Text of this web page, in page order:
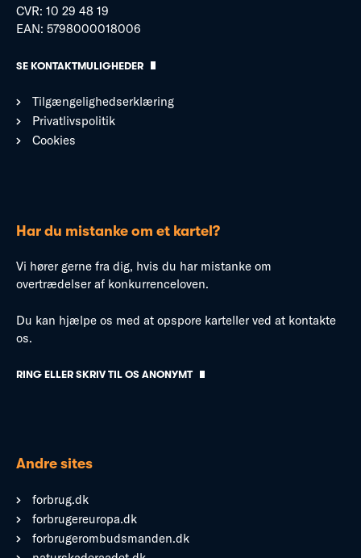
CVR: 10 29 48 19
EAN: 5798000018006
SE KONTAKTMULIGHEDER
Tilgængelighedserklæring
Privatlivspolitik
Cookies
Har du mistanke om et kartel?
Vi hører gerne fra dig, hvis du har mistanke om
overtrædelser af konkurrenceloven.
Du kan hjælpe os med at opspore karteller ved at kontakte
os.
RING ELLER SKRIV TIL OS ANONYMT
Andre sites
forbrug.dk
forbrugereuropa.dk
forbrugerombudsmanden.dk